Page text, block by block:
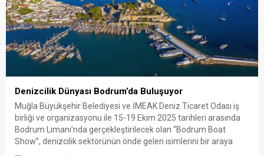
Denizcilik Dünyası Bodrum’da Buluşuyor
Muğla Büyükşehir Belediyesi ve İMEAK Deniz Ticaret Odası iş
birliği ve organizasyonu ile 15-19 Ekim 2025 tarihleri arasında
Bodrum Limanı’nda gerçekleştirilecek olan “Bodrum Boat
Show”, denizcilik sektörünün önde gelen isimlerini bir araya